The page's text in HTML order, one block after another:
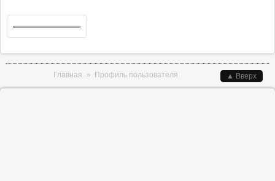
Главная » Профиль пользователя ▲ Вверх